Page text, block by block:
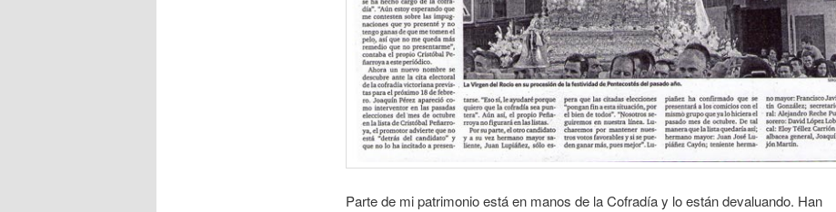
Parte de mi patrimonio está en manos de la Cofradía y lo están devaluando. Han